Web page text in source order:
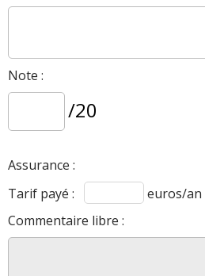
Note :
/20
Assurance :
Tarif payé :
euros/an
Commentaire libre :